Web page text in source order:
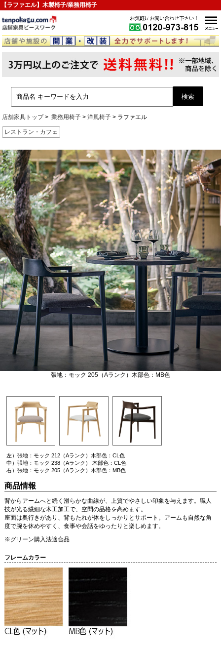
【ラファエル】木製椅子/業務用椅子
店舗家具トップ 業務用椅子 洋風椅子 ラファエル
レストラン・カフェ
張地：モック 205（Aランク）木部色：MB色
左）張地：モック 212（Aランク）木部色：CL色
中）張地：モック 238（Aランク） 木部色：CL色
右）張地：モック 205（Aランク）木部色：MB色
商品情報
背からアームへと続く滑らかな曲線が、上質でやさしい印象を与えます。職人
技が光る繊細な木工加工で、空間の品格を高めます。
座面は奥行きがあり、背もたれが体をしっかりとサポート。アームも自然な角
度で腕を休めやすく、食事や会話をゆったりと楽しめます。
※グリーン購入法適合品
フレームカラー